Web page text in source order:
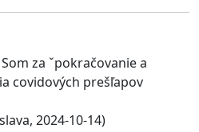
za ˇpokračovanie a
covidových prešľapov
2024-10-14)